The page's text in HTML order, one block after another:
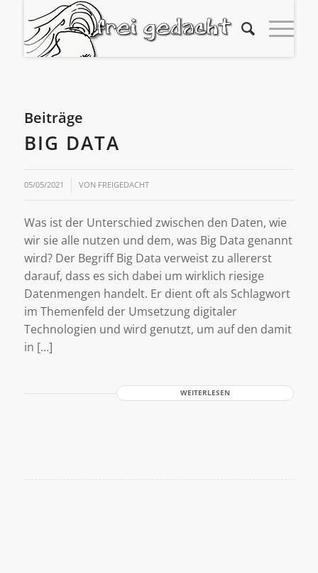
Beiträge
BIG DATA
05/05/2021 VON FREIGEDACHT
Was ist der Unterschied zwischen den Daten, wie
wir sie alle nutzen und dem, was Big Data genannt
wird? Der Begriff Big Data verweist zu allererst
darauf, dass es sich dabei um wirklich riesige
Datenmengen handelt. Er dient oft als Schlagwort
im Themenfeld der Umsetzung digitaler
Technologien und wird genutzt, um auf den damit
in […]
WEITERLESEN